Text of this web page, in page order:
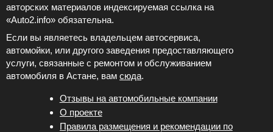
авторских материалов индексируемая ссылка на
«Auto2.info» обязательна.
Если вы являетесь владельцем автосервиса,
автомойки, или другого заведения предоставляющего
услуги, связанные с ремонтом и обслуживанием
автомобиля в Астане, вам сюда.
Отзывы на автомобильные компании